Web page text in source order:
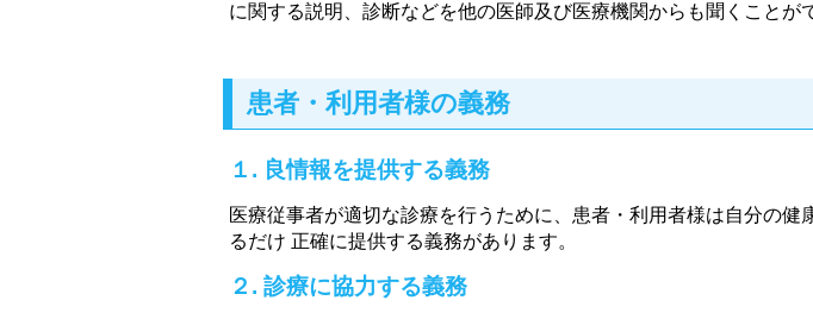
に関する説明、診断などを他の医師及び医療機関からも聞くことが
患者・利用者様の義務
１. 良情報を提供する義務
医療従事者が適切な診療を行うために、患者・利用者様は自分の健
るだけ 正確に提供する義務があります。
２. 診療に協力する義務